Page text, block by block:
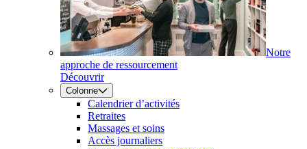
Notre
approche de ressourcement
Découvrir
Colonne
Calendrier d’activités
Retraites
Massages et soins
Accès journaliers